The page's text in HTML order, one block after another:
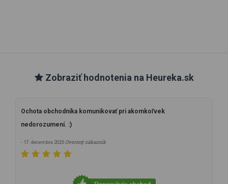
Zobraziť hodnotenia na Heureka.sk
Ochota obchodníka komunikovať pri akomkoľvek
nedorozumení. :)
- 17. decembra 2025 Overený zákazník